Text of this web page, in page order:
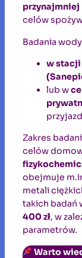
przynajmniej
celów
Badania
w
lub w
Zakres
celów
obejmuje
metali
takich badań
400 zł, w
parametrów.
Warto